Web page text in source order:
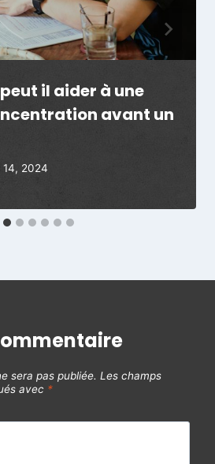
il aider à une
avant un
14, 2024
sera pas publiée. Les champs
avec *